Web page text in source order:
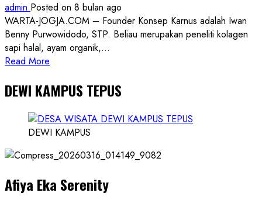
admin Posted on 8 bulan ago
WARTA-JOGJA.COM – Founder Konsep Karnus adalah Iwan
Benny Purwowidodo, STP. Beliau merupakan peneliti kolagen
sapi halal, ayam organik,...
Read More
about
Founder
Konsep
Karnus
Dokter
Ilmuwan
DEWI KAMPUS TEPUS
DEWI KAMPUS
Afiya Eka Serenity